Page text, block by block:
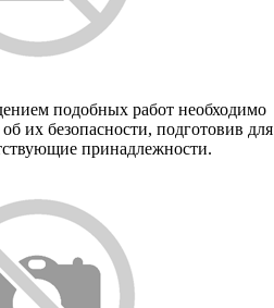
подобных работ необходимо
об их безопасности, подготовив для
принадлежности.